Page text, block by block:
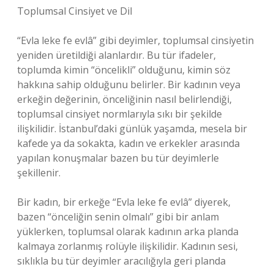
Toplumsal Cinsiyet ve Dil
“Evla leke fe evlâ” gibi deyimler, toplumsal cinsiyetin
yeniden üretildiği alanlardır. Bu tür ifadeler,
toplumda kimin “öncelikli” olduğunu, kimin söz
hakkına sahip olduğunu belirler. Bir kadının veya
erkeğin değerinin, önceliğinin nasıl belirlendiği,
toplumsal cinsiyet normlarıyla sıkı bir şekilde
ilişkilidir. İstanbul’daki günlük yaşamda, mesela bir
kafede ya da sokakta, kadın ve erkekler arasında
yapılan konuşmalar bazen bu tür deyimlerle
şekillenir.
Bir kadın, bir erkeğe “Evla leke fe evlâ” diyerek,
bazen “önceliğin senin olmalı” gibi bir anlam
yüklerken, toplumsal olarak kadının arka planda
kalmaya zorlanmış rolüyle ilişkilidir. Kadının sesi,
sıklıkla bu tür deyimler aracılığıyla geri planda